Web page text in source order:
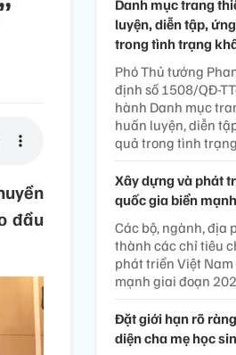
đầu
Danh mục trang
luyện, diễn tập,
trong tình trạng
Phó Thủ tướng
định số 1508/QĐ-
hành Danh mục
huấn luyện, diễn
quả trong tình
Xây dựng và phát
quốc gia biển mạnh
Các bộ, ngành, địa
thành các chỉ tiêu
phát triển Việt
mạnh giai đoạn
Đặt giới hạn rõ
diện cha mẹ học